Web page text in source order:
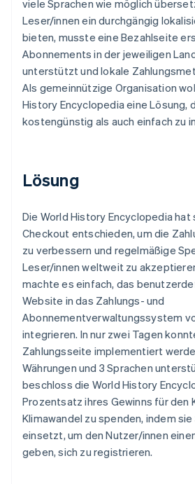
viele Sprachen wie möglich
Leser/innen ein durchgängig
bieten, musste eine Bezahlseite
Abonnements in der jeweiligen
unterstützt und lokale
Als gemeinnützige Organisation
History Encyclopedia eine Lösung,
kostengünstig als auch einfach zu
Lösung
Die World History Encyclopedia hat
Checkout entschieden, um die
zu verbessern und regelmäßige
Leser/innen weltweit zu
machte es einfach, das
Website in das Zahlungs- und
Abonnementverwaltungssystem
integrieren. In nur zwei Tagen
Zahlungsseite implementiert
Währungen und 3 Sprachen
beschloss die World History
Prozentsatz ihres Gewinns für den
Klimawandel zu spenden, indem
einsetzt, um den Nutzer/innen
geben, sich zu registrieren.